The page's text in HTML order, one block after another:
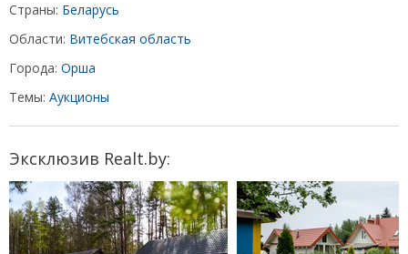
Страны: Беларусь
Области: Витебская область
Города: Орша
Темы: Аукционы
Эксклюзив Realt.by: